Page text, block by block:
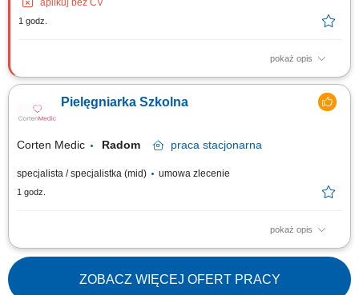
aplikuj bez CV
1 godz.
pokaż opis
Zadania na stanowisku: Przygotowywanie aparatury, maszyn
dializacyjnych oraz stanowisk dla pacjentów; Kompleksowa ocena stanu
pacjenta przed zabiegiem zgodnie z procedurami (parametry życiowe,
higiena, dostęp naczyniowy) Realizacja procedury podłączenia dializy
Pielęgniarka Szkolna
Corten Medic Radom praca stacjonarna
specjalista / specjalistka (mid) umowa zlecenie
1 godz.
pokaż opis
Opis stanowiska: Sprawowanie kompleksowej opieki pielęgniarskiej nad
pacjentami zgodnie z obowiązującymi standardami. Wykonywanie
świadczeń diagnostycznych, pielęgnacyjnych, leczniczych i
profilaktycznych, w tym m.in. pobrań, iniekcji, szczepień (w przypadku
ZOBACZ WIĘCEJ OFERT PRACY